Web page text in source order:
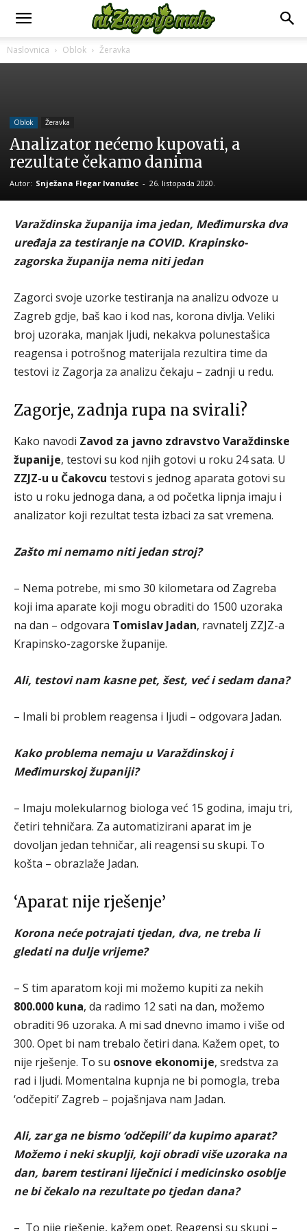
Naslovnica Oblok Žeravka
Oblok Žeravka
Analizator nećemo kupovati, a
rezultate čekamo danima
Autor: Snježana Flegar Ivanušec - 26. listopada 2020.
Varaždinska županija ima jedan, Međimurska dva
uređaja za testiranje na COVID. Krapinsko-
zagorska županija nema niti jedan
Zagorci svoje uzorke testiranja na analizu odvoze u
Zagreb gdje, baš kao i kod nas, korona divlja. Veliki
broj uzoraka, manjak ljudi, nekakva polunestašica
reagensa i potrošnog materijala rezultira time da
testovi iz Zagorja za analizu čekaju – zadnji u redu.
Zagorje, zadnja rupa na svirali?
Kako navodi Zavod za javno zdravstvo Varaždinske
županije, testovi su kod njih gotovi u roku 24 sata. U
ZZJZ-u u Čakovcu testovi s jednog aparata gotovi su
isto u roku jednoga dana, a od početka lipnja imaju i
analizator koji rezultat testa izbaci za sat vremena.
Zašto mi nemamo niti jedan stroj?
– Nema potrebe, mi smo 30 kilometara od Zagreba
koji ima aparate koji mogu obraditi do 1500 uzoraka
na dan – odgovara Tomislav Jadan, ravnatelj ZZJZ-a
Krapinsko-zagorske županije.
Ali, testovi nam kasne pet, šest, već i sedam dana?
– Imali bi problem reagensa i ljudi – odgovara Jadan.
Kako problema nemaju u Varaždinskoj i
Međimurskoj županiji?
– Imaju molekularnog biologa već 15 godina, imaju tri,
četiri tehničara. Za automatizirani aparat im je
dovoljan jedan tehničar, ali reagensi su skupi. To
košta – obrazlaže Jadan.
‘Aparat nije rješenje’
Korona neće potrajati tjedan, dva, ne treba li
gledati na dulje vrijeme?
– S tim aparatom koji mi možemo kupiti za nekih
800.000 kuna, da radimo 12 sati na dan, možemo
obraditi 96 uzoraka. A mi sad dnevno imamo i više od
300. Opet bi nam trebalo četiri dana. Kažem opet, to
nije rješenje. To su osnove ekonomije, sredstva za
rad i ljudi. Momentalna kupnja ne bi pomogla, treba
‘odčepiti’ Zagreb – pojašnjava nam Jadan.
Ali, zar ga ne bismo ‘odčepili’ da kupimo aparat?
Možemo i neki skuplji, koji obradi više uzoraka na
dan, barem testirani liječnici i medicinsko osoblje
ne bi čekalo na rezultate po tjedan dana?
– To nije rješenje, kažem opet. Reagensi su skupi –